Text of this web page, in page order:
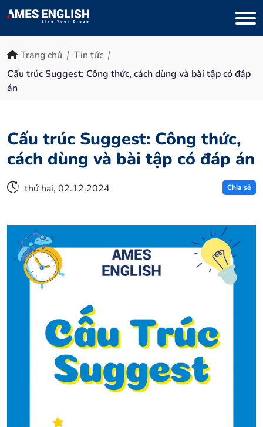
Trang chủ
Tin tức
Cấu trúc Suggest: Công thức, cách dùng và bài tập có đáp
án
Cấu trúc Suggest: Công thức,
cách dùng và bài tập có đáp án
thứ hai, 02.12.2024 Chia sẻ